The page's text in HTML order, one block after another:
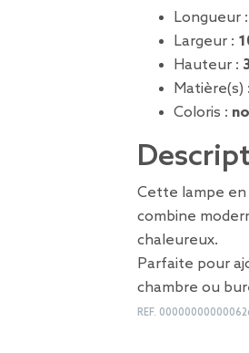
Longueur :
Largeur :
Hauteur :
Matière(s) :
Coloris :
Cette lampe en
combine
chaleureux.
Parfaite pour
chambre ou
REF.